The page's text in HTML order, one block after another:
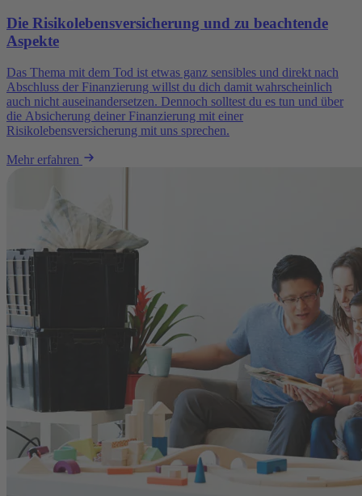
Die Risikolebensversicherung und zu beachtende
Aspekte
Das Thema mit dem Tod ist etwas ganz sensibles und direkt nach
Abschluss der Finanzierung willst du dich damit wahrscheinlich
auch nicht auseinandersetzen. Dennoch solltest du es tun und über
die Absicherung deiner Finanzierung mit einer
Risikolebensversicherung mit uns sprechen.
Mehr erfahren